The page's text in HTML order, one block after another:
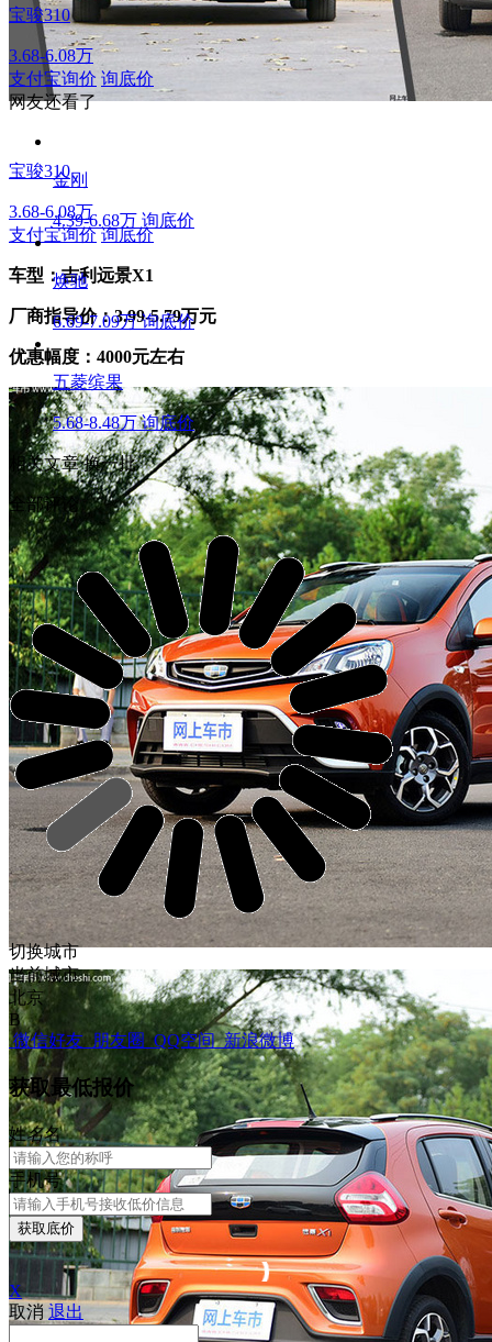
宝骏310
3.68-6.08万
支付宝询价 询底价
车型：吉利远景X1
厂商指导价：3.99-5.79万元
优惠幅度：4000元左右
宝骏310
3.68-6.08万
支付宝询价 询底价
网友还看了
金刚
4.39-6.68万 询底价
焕驰
6.69-7.09万 询底价
五菱缤果
5.68-8.48万 询底价
相关文章换一批
全部评论
切换城市
当前城市
北京
B
微信好友 朋友圈 QQ空间 新浪微博
获取最低报价
姓名名
手机号
获取底价
X
取消 退出